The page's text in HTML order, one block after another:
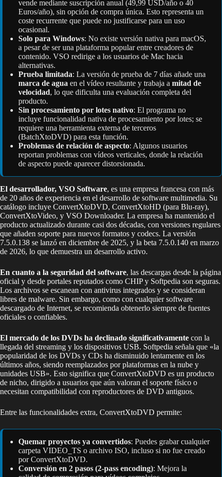
vende mediante suscripción anual (49,99 USD/año o 40
Euros/año), sin opción de compra única. Esto representa un
coste recurrente que puede no justificarse para un uso
ocasional.
Solo para Windows: No existe versión nativa para macOS,
a pesar de ser una plataforma popular entre creadores de
contenido. VSO redirige a los usuarios de Mac hacia
alternativas.
Prueba limitada: La versión de prueba de 7 días añade una
marca de agua en el vídeo resultante y trabaja a mitad de
velocidad, lo que dificulta una evaluación completa del
producto.
Sin procesamiento por lotes nativo: El programa no
incluye funcionalidad nativa de procesamiento por lotes; se
requiere una herramienta externa de terceros
(BatchXtoDVD) para esta función.
Problemas de relación de aspecto: Algunos usuarios
reportan problemas con vídeos verticales, donde la relación
de aspecto puede aparecer distorsionada.
El desarrollador, VSO Software, es una empresa francesa con más
de 20 años de experiencia en el desarrollo de software multimedia. Su
catálogo incluye ConvertXtoDVD, ConvertXtoHD (para Blu-ray),
ConvertXtoVideo, y VSO Downloader. La empresa ha mantenido el
producto actualizado durante casi dos décadas, con versiones regulares
que añaden soporte para nuevos formatos y codecs. La versión
7.5.0.138 se lanzó en diciembre de 2025, y la beta 7.5.0.140 en marzo
de 2026, lo que demuestra un desarrollo activo.
En cuanto a la seguridad del software, las descargas desde la página
oficial y desde portales reputados como CHIP y Softpedia son seguras.
Los archivos se escanean con antivirus integrados y se consideran
libres de malware. Sin embargo, como con cualquier software
descargado de Internet, se recomienda obtenerlo siempre de fuentes
oficiales o confiables.
El mercado de los DVDs ha declinado significativamente con la
llegada del streaming y los dispositivos USB. Softpedia señala que «la
popularidad de los DVDs y CDs ha disminuido lentamente en los
últimos años, siendo reemplazados por plataformas en la nube y
unidades USB». Esto significa que ConvertXtoDVD es un producto
de nicho, dirigido a usuarios que aún valoran el soporte físico o
necesitan compatibilidad con reproductores de DVD antiguos.
Entre las funcionalidades extra, ConvertXtoDVD permite:
Quemar proyectos ya convertidos: Puedes grabar cualquier
carpeta VIDEO_TS o archivo ISO, incluso si no fue creado
por ConvertXtoDVD.
Conversión en 2 pasos (2-pass encoding): Mejora la